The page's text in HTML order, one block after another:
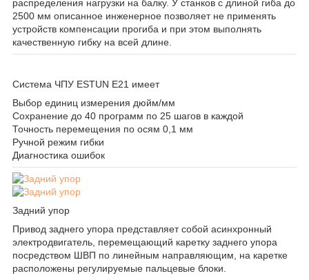
распределения нагрузки на балку. У станков с длиной гиба до
2500 мм описанное инженерное позволяет не применять
устройств компенсации прогиба и при этом выполнять
качественную гибку на всей длине.
Система ЧПУ ESTUN E21 имеет
Выбор единиц измерения дюйм/мм
Сохранение до 40 программ по 25 шагов в каждой
Точность перемещения по осям 0,1 мм
Ручной режим гибки
Диагностика ошибок
Задний упор
Привод заднего упора представляет собой асинхронный
электродвигатель, перемещающий каретку заднего упора
посредством ШВП по линейным направляющим, на каретке
расположены регулируемые пальцевые блоки.